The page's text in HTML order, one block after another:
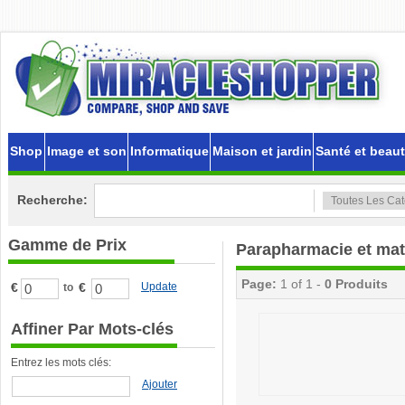
Shop Image et son Informatique Maison et jardin Santé et
Recherche:
Gamme de Prix
€ to € Update
Affiner Par Mots-clés
Entrez les mots clés:
Ajouter
Parapharmacie et
Page: 1 of 1 - 0 Produits